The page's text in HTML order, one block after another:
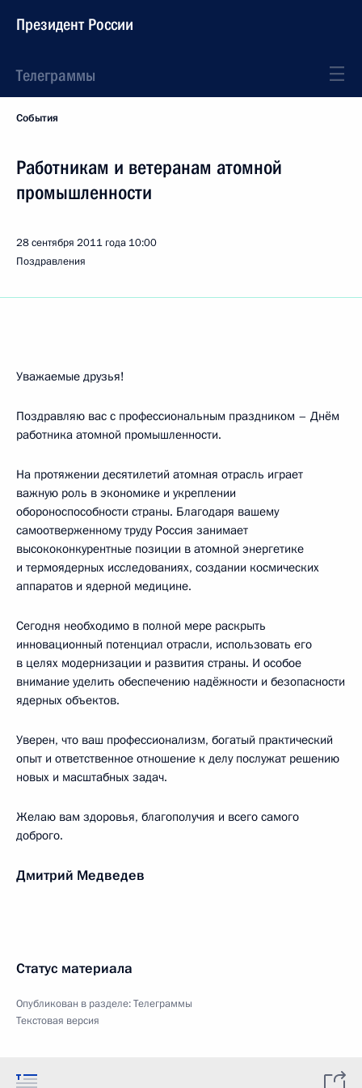
Президент России
Телеграммы
События
Работникам и ветеранам атомной
промышленности
28 сентября 2011 года 10:00
Поздравления
Уважаемые друзья!
Поздравляю вас с профессиональным праздником – Днём
работника атомной промышленности.
На протяжении десятилетий атомная отрасль играет
важную роль в экономике и укреплении
обороноспособности страны. Благодаря вашему
самоотверженному труду Россия занимает
высококонкурентные позиции в атомной энергетике
и термоядерных исследованиях, создании космических
аппаратов и ядерной медицине.
Сегодня необходимо в полной мере раскрыть
инновационный потенциал отрасли, использовать его
в целях модернизации и развития страны. И особое
внимание уделить обеспечению надёжности и безопасности
ядерных объектов.
Уверен, что ваш профессионализм, богатый практический
опыт и ответственное отношение к делу послужат решению
новых и масштабных задач.
Желаю вам здоровья, благополучия и всего самого
доброго.
Дмитрий Медведев
Статус материала
Опубликован в разделе:Телеграммы
Текстовая версия